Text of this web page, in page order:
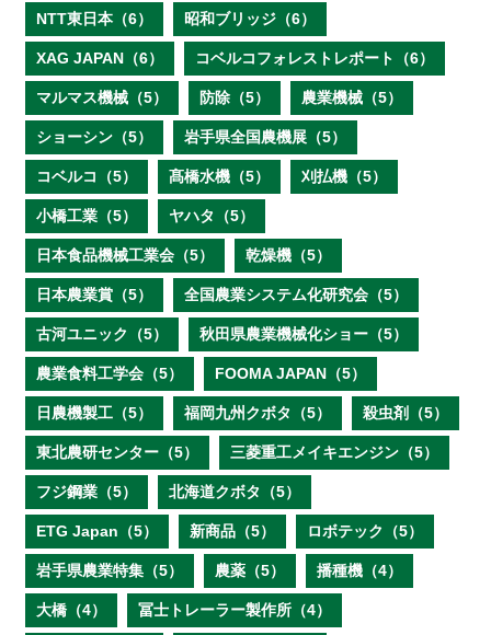
NTT東日本（6） 昭和ブリッジ（6）
XAG JAPAN（6） コベルコフォレストレポート（6）
マルマス機械（5） 防除（5） 農業機械（5）
ショーシン（5） 岩手県全国農機展（5）
コベルコ（5） 髙橋水機（5） 刈払機（5）
小橋工業（5） ヤハタ（5）
日本食品機械工業会（5） 乾燥機（5）
日本農業賞（5） 全国農業システム化研究会（5）
古河ユニック（5） 秋田県農業機械化ショー（5）
農業食料工学会（5） FOOMA JAPAN（5）
日農機製工（5） 福岡九州クボタ（5） 殺虫剤（5）
東北農研センター（5） 三菱重工メイキエンジン（5）
フジ鋼業（5） 北海道クボタ（5）
ETG Japan（5） 新商品（5） ロボテック（5）
岩手県農業特集（5） 農薬（5） 播種機（4）
大橋（4） 冨士トレーラー製作所（4）